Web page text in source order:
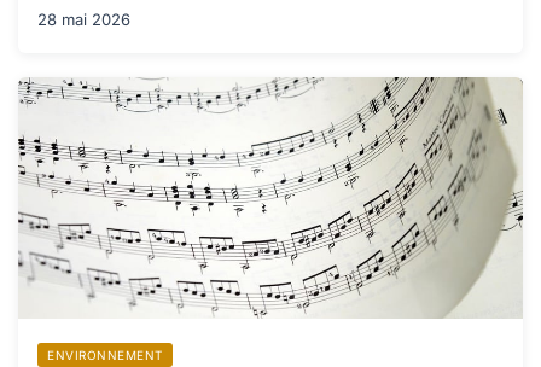
28 mai 2026
ENVIRONNEMENT